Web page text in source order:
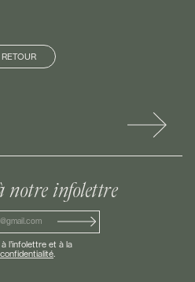
RETOUR
notre infolettre
l’infolettre et à la
.